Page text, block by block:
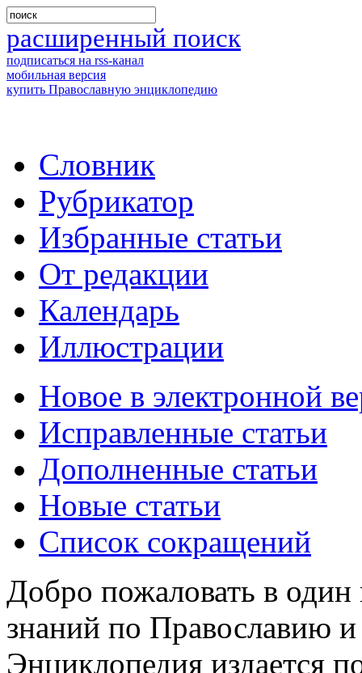
расширенный поиск
подписаться на rss-канал
мобильная версия
купить Православную энциклопедию
Словник
Рубрикатор
Избранные статьи
От редакции
Календарь
Иллюстрации
Новое в электронной
Исправленные статьи
Дополненные статьи
Новые статьи
Список сокращений
Добро пожаловать в
знаний по Православию
Энциклопедия издается